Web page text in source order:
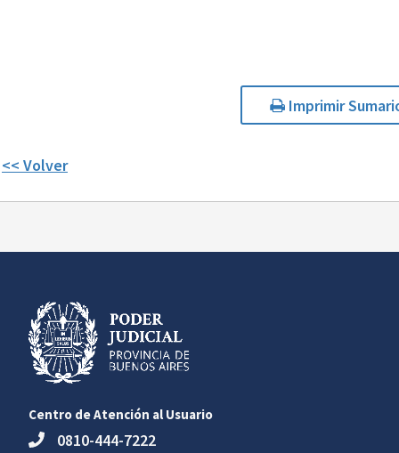
Imprimir
<< Volver
Centro de Atención al Usuario
0810-444-7222